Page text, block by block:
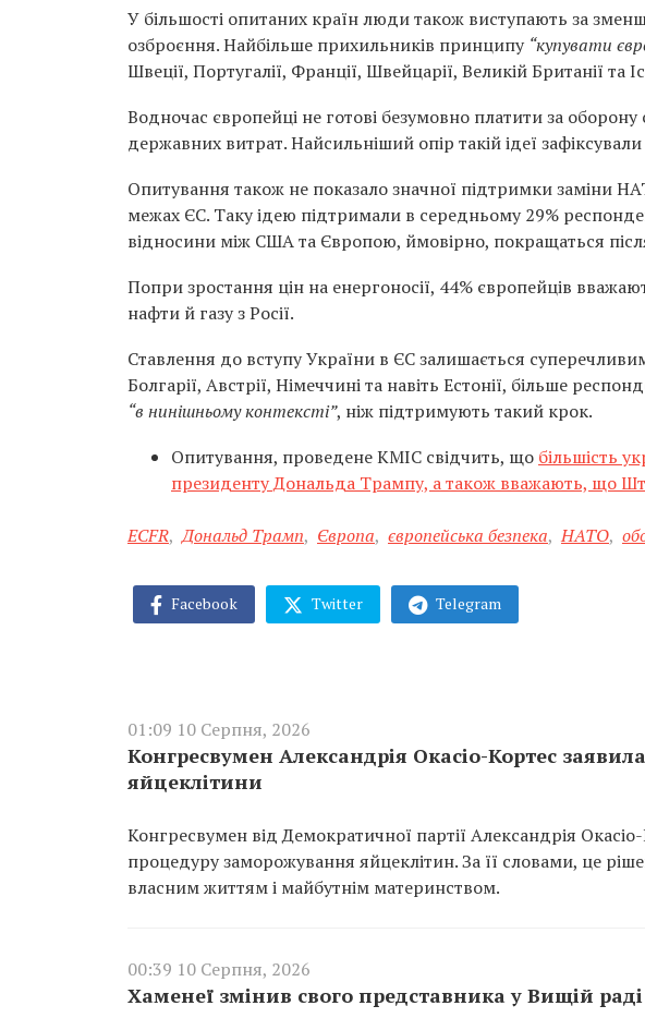
У більшості опитаних країн люди також виступають за
озброєння. Найбільше прихильників принципу “купувати
Швеції, Португалії, Франції, Швейцарії, Великій Британії та
Водночас європейці не готові безумовно платити за
державних витрат. Найсильніший опір такій ідеї зафіксували
Опитування також не показало значної підтримки заміни
межах ЄС. Таку ідею підтримали в середньому 29%
відносини між США та Європою, ймовірно, покращаться
Попри зростання цін на енергоносії, 44% європейців
нафти й газу з Росії.
Ставлення до вступу України в ЄС залишається
Болгарії, Австрії, Німеччині та навіть Естонії, більше
“в нинішньому контексті”, ніж підтримують такий крок.
Опитування, проведене КМІС свідчить, що більшість
президенту Дональда Трампу, а також вважають, що
ECFR, Дональд Трамп, Європа, європейська безпека, НАТО,
Facebook Twitter Telegram
01:09 10 Серпня, 2026
Конгресвумен Александрія Окасіо-Кортес
яйцеклітини
Конгресвумен від Демократичної партії Александрія
процедуру заморожування яйцеклітин. За її словами, це
власним життям і майбутнім материнством.
00:39 10 Серпня, 2026
Хаменеї змінив свого представника у Вищій